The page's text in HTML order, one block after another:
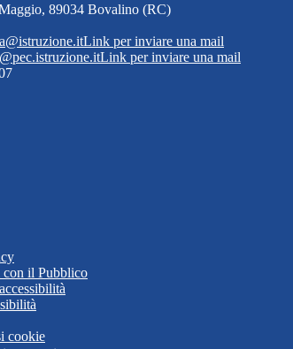
89034 Bovalino (RC)
Link per inviare una mail
Link per inviare una mail
il Pubblico
cookie